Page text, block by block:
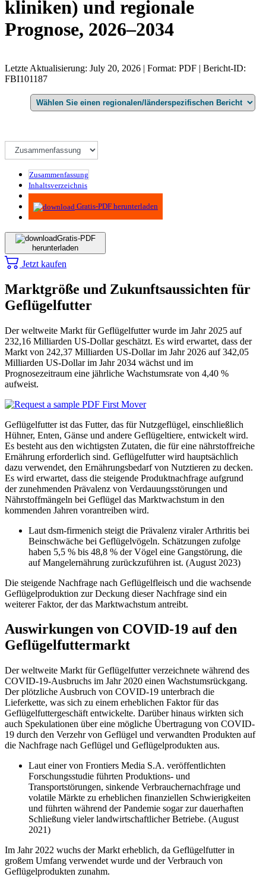
kliniken) und regionale
Prognose, 2026–2034
Letzte Aktualisierung: July 20, 2026 | Format: PDF | Bericht-ID:
FBI101187
Zusammenfassung
Inhaltsverzeichnis
Methodik
Gratis-PDF herunterladen
Gratis-PDF
herunterladen
Jetzt kaufen
Marktgröße und Zukunftsaussichten für
Geflügelfutter
Der weltweite Markt für Geflügelfutter wurde im Jahr 2025 auf
232,16 Milliarden US-Dollar geschätzt. Es wird erwartet, dass der
Markt von 242,37 Milliarden US-Dollar im Jahr 2026 auf 342,05
Milliarden US-Dollar im Jahr 2034 wächst und im
Prognosezeitraum eine jährliche Wachstumsrate von 4,40 %
aufweist.
Geflügelfutter ist das Futter, das für Nutzgeflügel, einschließlich
Hühner, Enten, Gänse und andere Geflügeltiere, entwickelt wird.
Es besteht aus den wichtigsten Zutaten, die für eine nährstoffreiche
Ernährung erforderlich sind. Geflügelfutter wird hauptsächlich
dazu verwendet, den Ernährungsbedarf von Nutztieren zu decken.
Es wird erwartet, dass die steigende Produktnachfrage aufgrund
der zunehmenden Prävalenz von Verdauungsstörungen und
Nährstoffmängeln bei Geflügel das Marktwachstum in den
kommenden Jahren vorantreiben wird.
Laut dsm-firmenich steigt die Prävalenz viraler Arthritis bei
Beinschwäche bei Geflügelvögeln. Schätzungen zufolge
haben 5,5 % bis 48,8 % der Vögel eine Gangstörung, die
auf Mangelernährung zurückzuführen ist. (August 2023)
Die steigende Nachfrage nach Geflügelfleisch und die wachsende
Geflügelproduktion zur Deckung dieser Nachfrage sind ein
weiterer Faktor, der das Marktwachstum antreibt.
Auswirkungen von COVID-19 auf den
Geflügelfuttermarkt
Der weltweite Markt für Geflügelfutter verzeichnete während des
COVID-19-Ausbruchs im Jahr 2020 einen Wachstumsrückgang.
Der plötzliche Ausbruch von COVID-19 unterbrach die
Lieferkette, was sich zu einem erheblichen Faktor für das
Geflügelfuttergeschäft entwickelte. Darüber hinaus wirkten sich
auch Spekulationen über eine mögliche Übertragung von COVID-
19 durch den Verzehr von Geflügel und verwandten Produkten auf
die Nachfrage nach Geflügel und Geflügelprodukten aus.
Laut einer von Frontiers Media S.A. veröffentlichten
Forschungsstudie führten Produktions- und
Transportstörungen, sinkende Verbrauchernachfrage und
volatile Märkte zu erheblichen finanziellen Schwierigkeiten
und führten während der Pandemie sogar zur dauerhaften
Schließung vieler landwirtschaftlicher Betriebe. (August
2021)
Im Jahr 2022 wuchs der Markt erheblich, da Geflügelfutter in
großem Umfang verwendet wurde und der Verbrauch von
Geflügelprodukten zunahm.